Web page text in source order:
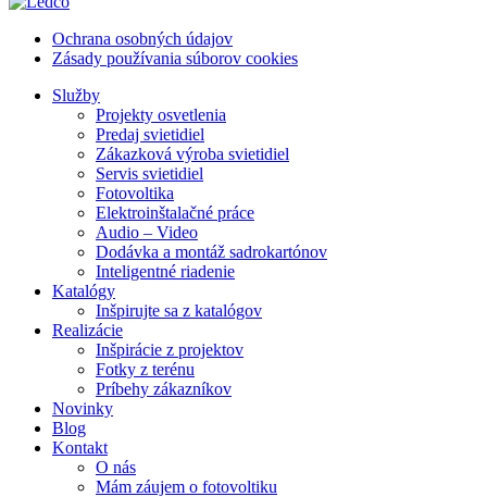
Ochrana osobných údajov
Zásady používania súborov cookies
Služby
Projekty osvetlenia
Predaj svietidiel
Zákazková výroba svietidiel
Servis svietidiel
Fotovoltika
Elektroinštalačné práce
Audio – Video
Dodávka a montáž sadrokartónov
Inteligentné riadenie
Katalógy
Inšpirujte sa z katalógov
Realizácie
Inšpirácie z projektov
Fotky z terénu
Príbehy zákazníkov
Novinky
Blog
Kontakt
O nás
Mám záujem o fotovoltiku